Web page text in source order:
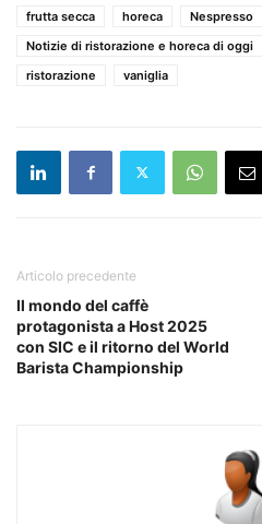
frutta secca
horeca
Nespresso
Notizie di ristorazione e horeca di oggi
ristorazione
vaniglia
Articolo precedente
Il mondo del caffè
protagonista a Host 2025
con SIC e il ritorno del World
Barista Championship